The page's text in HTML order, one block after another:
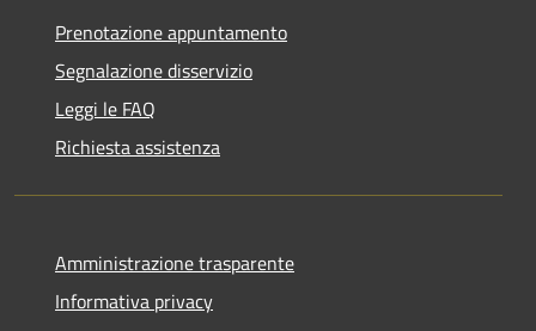
Prenotazione appuntamento
Segnalazione disservizio
Leggi le FAQ
Richiesta assistenza
Amministrazione trasparente
Informativa privacy